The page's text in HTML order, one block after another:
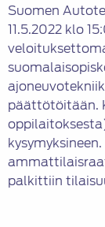
Suomen
11.5.2022 klo
päättötöitään.
palkittiin